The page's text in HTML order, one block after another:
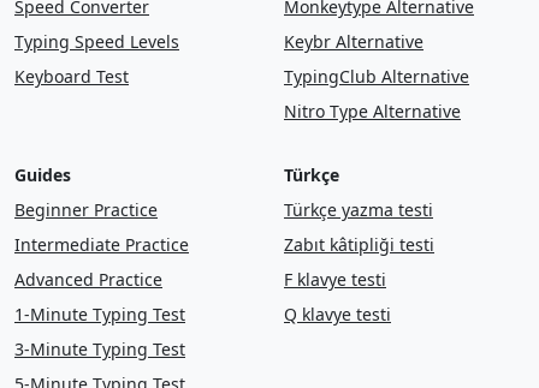
Speed Converter
Typing Speed Levels
Keyboard Test
Monkeytype Alternative
Keybr Alternative
TypingClub Alternative
Nitro Type Alternative
Guides
Beginner Practice
Intermediate Practice
Advanced Practice
1-Minute Typing Test
3-Minute Typing Test
Türkçe
Türkçe yazma testi
Zabıt kâtipliği testi
F klavye testi
Q klavye testi